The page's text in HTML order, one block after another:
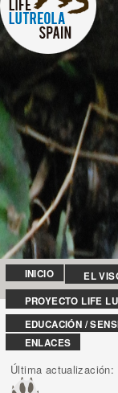
INICIO
EL
PROYECTO LIFE
EDUCACIÓN /
ENLACES
Última actualización: